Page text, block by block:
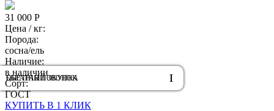
31 000 Р
Цена / кг:
Порода:
сосна/ель
Наличие:
в наличии
Сорт:
ГОСТ
КУПИТЬ В 1 КЛИК
ОБРАТНЫЙ ЗВОНОК
БЫСТРАЯ ПОКУПКА